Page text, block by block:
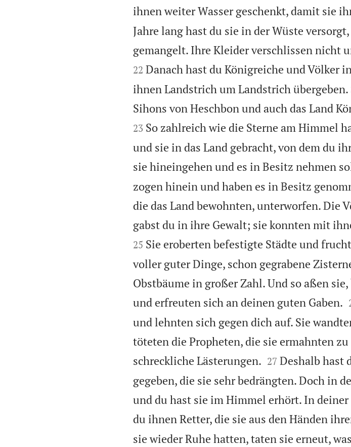
ihnen weiter Wasser geschenkt, damit sie
Jahre lang hast du sie in der Wüste
gemangelt. Ihre Kleider verschlissen nicht
22 Danach hast du Königreiche und Völker
ihnen Landstrich um Landstrich übergeben.
Sihons von Heschbon und auch das Land
23 So zahlreich wie die Sterne am Himmel
und sie in das Land gebracht, von dem du
sie hineingehen und es in Besitz nehmen
zogen hinein und haben es in Besitz
die das Land bewohnten, unterworfen. Die
gabst du in ihre Gewalt; sie konnten mit
25 Sie eroberten befestigte Städte und
voller guter Dinge, schon gegrabene
Obstbäume in großer Zahl. Und so aßen
und erfreuten sich an deinen guten Gaben.
und lehnten sich gegen dich auf. Sie
töteten die Propheten, die sie ermahnten
schreckliche Lästerungen.
27 Deshalb hast
gegeben, die sie sehr bedrängten. Doch in
und du hast sie im Himmel erhört. In
du ihnen Retter, die sie aus den Händen
sie wieder Ruhe hatten, taten sie erneut,